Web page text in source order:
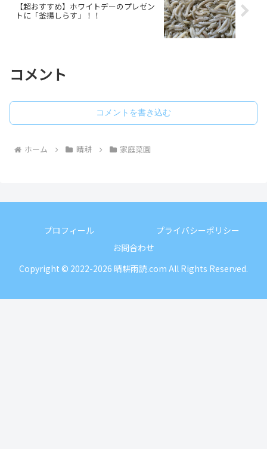
【超おすすめ】ホワイトデーのプレゼン
トに「釜揚しらす」！！
コメント
コメントを書き込む
ホーム 晴耕 家庭菜園
プロフィール
プライバシーポリシー
お問合わせ
Copyright © 2022-2026 晴耕雨読.com All Rights Reserved.